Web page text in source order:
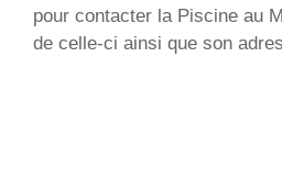
pour contacter la Piscine au
de celle-ci ainsi que son